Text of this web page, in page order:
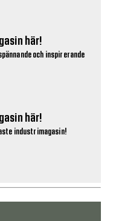
här!
och inspirerande
här!
industrimagasin!